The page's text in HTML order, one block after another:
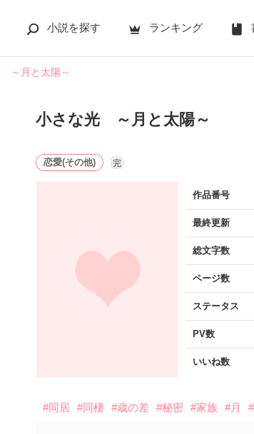
小説を探す ランキング
～月と太陽～
小さな光 ～月と太陽～
恋愛(その他) 完
作品番号
最終更新
総文字数
ページ数
ステータス
PV数
いいね数
#同居 #同棲 #歳の差 #秘密 #家族 #月